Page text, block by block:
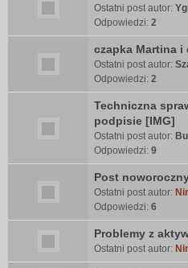
Ostatni post autor:
Odpowiedzi: 2
czapka Martina
Ostatni post autor:
Odpowiedzi: 2
Techniczna
podpisie [IMG]
Ostatni post autor:
Odpowiedzi: 9
Post
Ostatni post autor:
Odpowiedzi: 6
Problemy z
Ostatni post autor: